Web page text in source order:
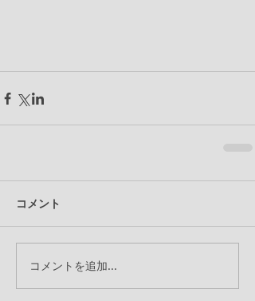
コメント
コメントを追加…